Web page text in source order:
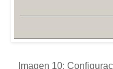
Imagen 10: